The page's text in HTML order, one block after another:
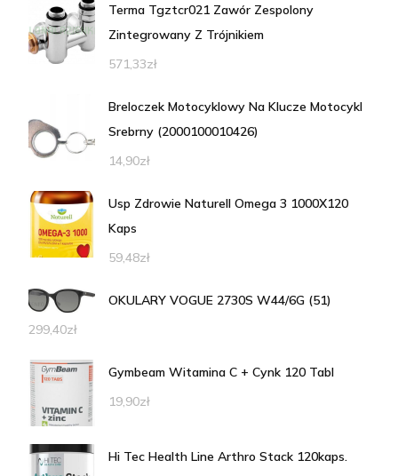
Terma Tgztcr021 Zawór Zespolony
Zintegrowany Z Trójnikiem
571,33zł
Breloczek Motocyklowy Na Klucze Motocykl
Srebrny (2000100010426)
14,90zł
Usp Zdrowie Naturell Omega 3 1000X120
Kaps
59,48zł
OKULARY VOGUE 2730S W44/6G (51)
299,40zł
Gymbeam Witamina C + Cynk 120 Tabl
19,90zł
Hi Tec Health Line Arthro Stack 120kaps.